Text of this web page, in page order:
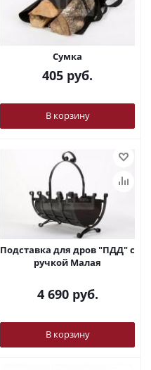
Сумка
405 руб.
В корзину
Подставка для дров "ПДД" с
ручкой Малая
4 690руб.
В корзину